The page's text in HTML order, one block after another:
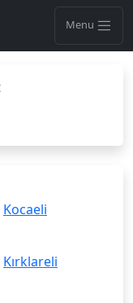
Menu
Kocaeli
Kırklareli